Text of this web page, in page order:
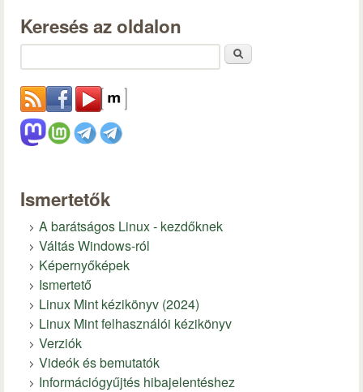
Keresés az oldalon
Ismertetők
A barátságos Linux - kezdőknek
Váltás Windows-ról
Képernyőképek
Ismertető
Linux Mint kézikönyv (2024)
Linux Mint felhasználói kézikönyv
Verziók
Videók és bemutatók
Információgyűjtés hibajelentéshez